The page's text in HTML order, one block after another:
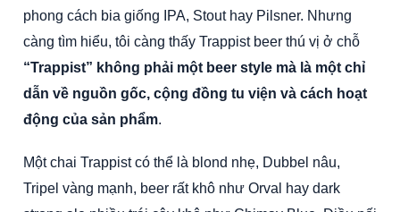
phong cách bia giống IPA, Stout hay Pilsner. Nhưng
càng tìm hiểu, tôi càng thấy Trappist beer thú vị ở chỗ
“Trappist” không phải một beer style mà là một chỉ
dẫn về nguồn gốc, cộng đồng tu viện và cách hoạt
động của sản phẩm.
Một chai Trappist có thể là blond nhẹ, Dubbel nâu,
Tripel vàng mạnh, beer rất khô như Orval hay dark